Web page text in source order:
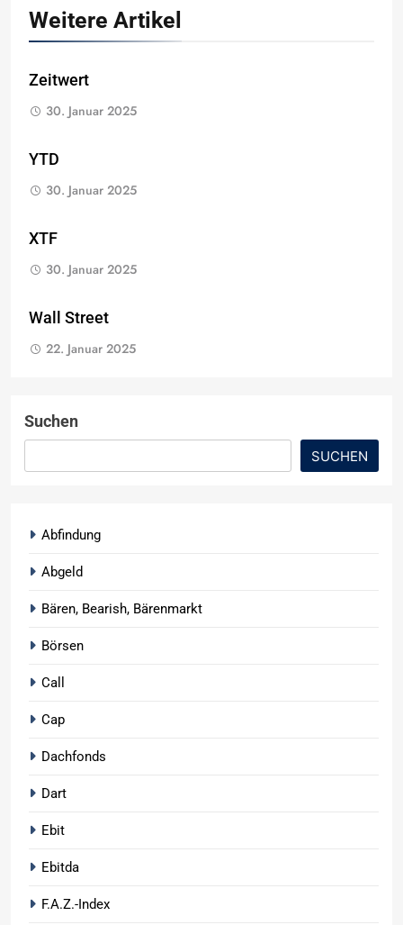
Weitere Artikel
Zeitwert
30. Januar 2025
YTD
30. Januar 2025
XTF
30. Januar 2025
Wall Street
22. Januar 2025
Suchen
SUCHEN
Abfindung
Abgeld
Bären, Bearish, Bärenmarkt
Börsen
Call
Cap
Dachfonds
Dart
Ebit
Ebitda
F.A.Z.-Index